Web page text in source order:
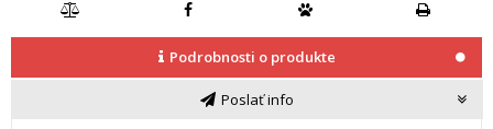
Podrobnosti o produkte
Poslať info